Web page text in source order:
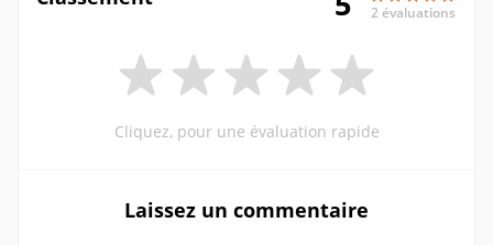
2 évaluations
Cliquez, pour une évaluation rapide
Laissez un commentaire